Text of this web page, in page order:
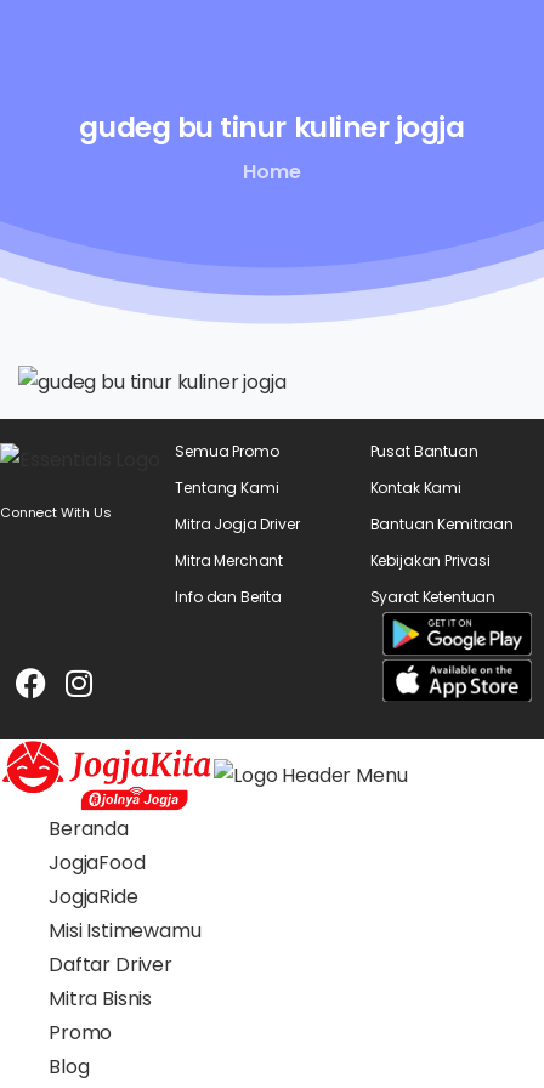
gudeg bu tinur kuliner jogja
Home
Connect With Us
Semua Promo
Tentang Kami
Mitra Jogja Driver
Mitra Merchant
Info dan Berita
Pusat Bantuan
Kontak Kami
Bantuan Kemitraan
Kebijakan Privasi
Syarat Ketentuan
Beranda
JogjaFood
JogjaRide
Misi Istimewamu
Daftar Driver
Mitra Bisnis
Promo
Blog